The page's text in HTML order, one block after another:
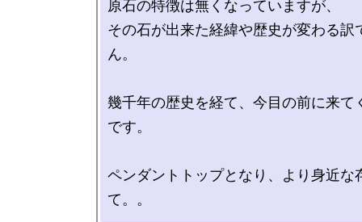
原石の特徴は無くなっていますが、
その石が出来た経緯や歴史が変わる訳
ん。
幾千年の歴史を経て、今目の前に来て
です。
ペンダントトップとなり、より身近な